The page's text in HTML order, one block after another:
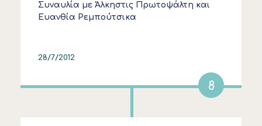
Συναυλία με Άλκηστις Πρωτοψάλτη και
Ευανθία Ρεμπούτσικα
28/7/2012
8